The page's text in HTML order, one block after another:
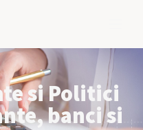
si Politici
banci si